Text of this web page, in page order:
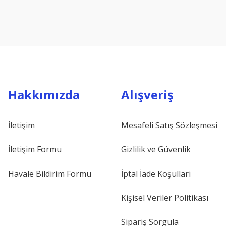
Hakkımızda
İletişim
İletişim Formu
Havale Bildirim Formu
Alışveriş
Mesafeli Satış Sözleşmesi
Gizlilik ve Güvenlik
İptal İade Koşullari
Kişisel Veriler Politikası
Sipariş Sorgula